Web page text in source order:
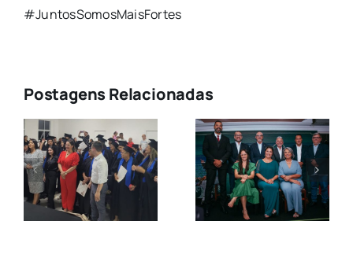
#JuntosSomosMaisFortes
Postagens Relacionadas
Nova
Diretoria da
ACE
Diadema é
empossada
para o
Solenidade
de Posse da
Nova
Diretoria